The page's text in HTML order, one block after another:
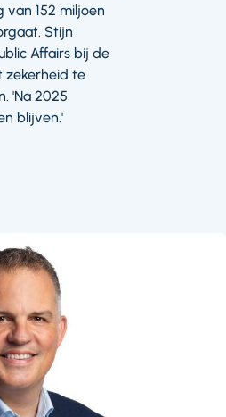
van 152 miljoen
Stijn
Affairs bij de
zekerheid te
'Na 2025
blijven.'